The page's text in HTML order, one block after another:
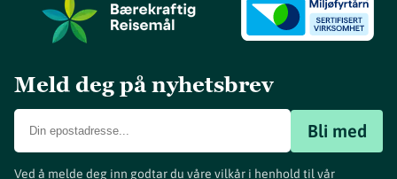
Meld deg på nyhetsbrev
Bli med
Ved å melde deg inn godtar du våre vilkår i henhold til vår